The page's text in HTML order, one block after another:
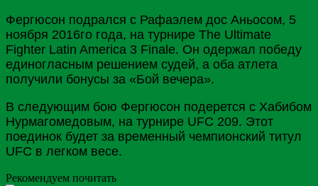
Фергюсон подрался с Рафаэлем дос Аньосом, 5
ноября 2016го года, на турнире The Ultimate
Fighter Latin America 3 Finale. Он одержал победу
единогласным решением судей, а оба атлета
получили бонусы за «Бой вечера».
В следующим бою Фергюсон подерется с Хабибом
Нурмагомедовым, на турнире UFC 209. Этот
поединок будет за временный чемпионский титул
UFC в легком весе.
Рекомендуем почитать